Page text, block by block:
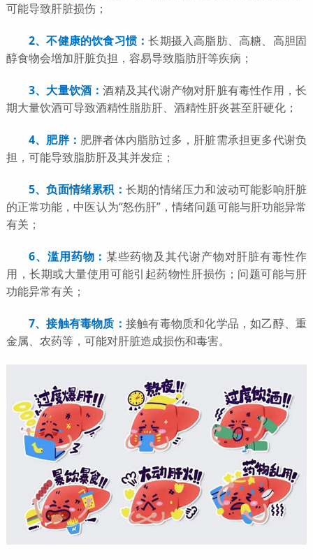
可能导致肝脏损伤；
2、不健康的饮食习惯：长期摄入高脂肪、高糖、高胆固
醇食物会增加肝脏负担，容易导致脂肪肝等疾病；
3、大量饮酒：酒精及其代谢产物对肝脏有毒性作用，长
期大量饮酒可导致酒精性脂肪肝、酒精性肝炎甚至肝硬化；
4、肥胖： 肥胖者体内脂肪过多，肝脏需承担更多代谢负
担，可能导致脂肪肝及其并发症；
5、负面情绪累积： 长期的情绪压力和波动可能影响肝脏
的正常功能，中医认为“怒伤肝”，情绪问题可能与肝功能异常
有关；
6、滥用药物： 某些药物及其代谢产物对肝脏有毒性作
用，长期或大量使用可能引起药物性肝损伤；问题可能与肝
功能异常有关；
7、接触有毒物质： 接触有毒物质和化学品，如乙醇、重
金属、农药等，可能对肝脏造成损伤和毒害。